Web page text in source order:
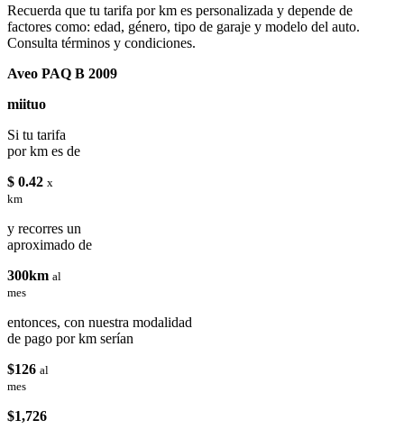
Recuerda que tu tarifa por km es personalizada y depende de
factores como: edad, género, tipo de garaje y modelo del auto.
Consulta términos y condiciones.
Aveo PAQ B 2009
miituo
Si tu tarifa
por km es de
$ 0.42 x
km
y recorres un
aproximado de
300km al
mes
entonces, con nuestra modalidad
de pago por km serían
$126 al
mes
$1,726